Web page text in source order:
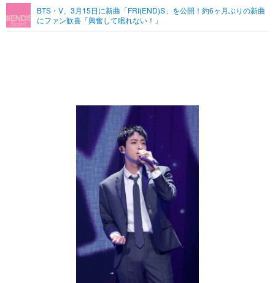
ショッピング その他
BTS・V、3月15日に新曲「FRI(END)S」を公開！約6ヶ月ぶりの新曲
にファン歓喜「興奮して眠れない！」